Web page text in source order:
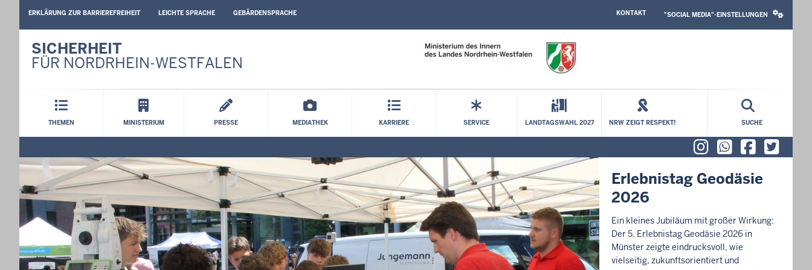
SPRACHEN
ERKLÄRUNG ZUR BARRIEREFREIHEIT LEICHTE SPRACHE GEBÄRDENSPRACHE
TOPKONTAKT
MEDIA
"SOCIAL MEDIA"-EINSTELLUNGEN
SICHERHEIT
FÜR NORDRHEIN-WESTFALEN
Hauptmenü
THEMEN MINISTERIUM PRESSE MEDIATHEK KARRIERE SERVICE LANDTAGSWAHL 2027 NRW ZEIGT RESPEKT! SUCHE
InstagramX
Erlebnistag Geodäsie
2026
Ein kleines Jubiläum mit großer Wirkung:
Der 5. Erlebnistag Geodäsie 2026 in
Münster zeigte eindrucksvoll, wie
vielseitig, zukunftsorientiert und